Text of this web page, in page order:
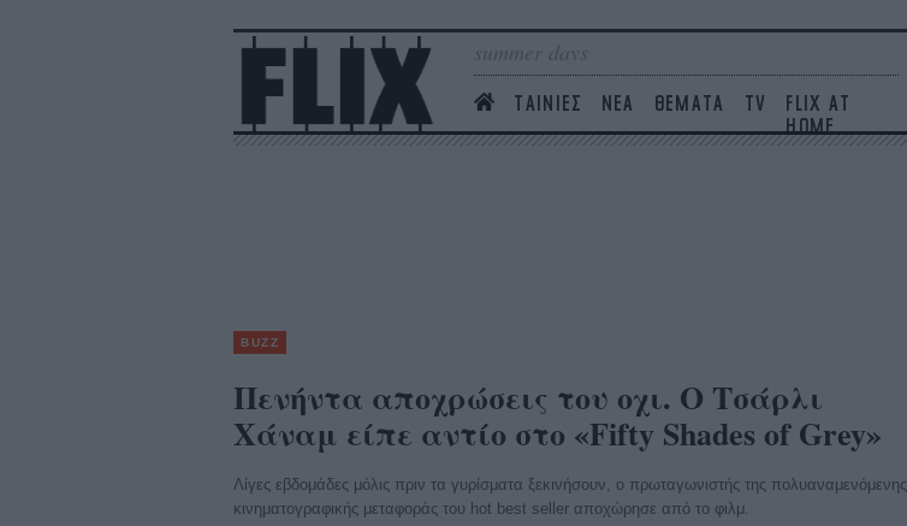
summer days
ΤΑΙΝΙΕΣ ΝΕΑ ΘΕΜΑΤΑ TV
FLIX AT
HOME
BUZZ
Πενήντα αποχρώσεις του οχι. Ο Τσάρλι
Χάναμ είπε αντίο στο «Fifty Shades of Grey»
Λίγες εβδομάδες μόλις πριν τα γυρίσματα ξεκινήσουν, ο πρωταγωνιστής της πολυαναμενόμενης
κινηματογραφικής μεταφοράς του hot best seller αποχώρησε από το φιλμ.